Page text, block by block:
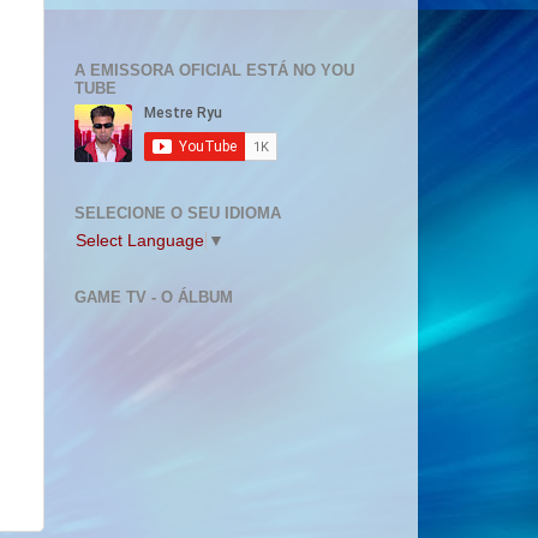
A EMISSORA OFICIAL ESTÁ NO YOU
TUBE
SELECIONE O SEU IDIOMA
Select Language ▼
GAME TV - O ÁLBUM